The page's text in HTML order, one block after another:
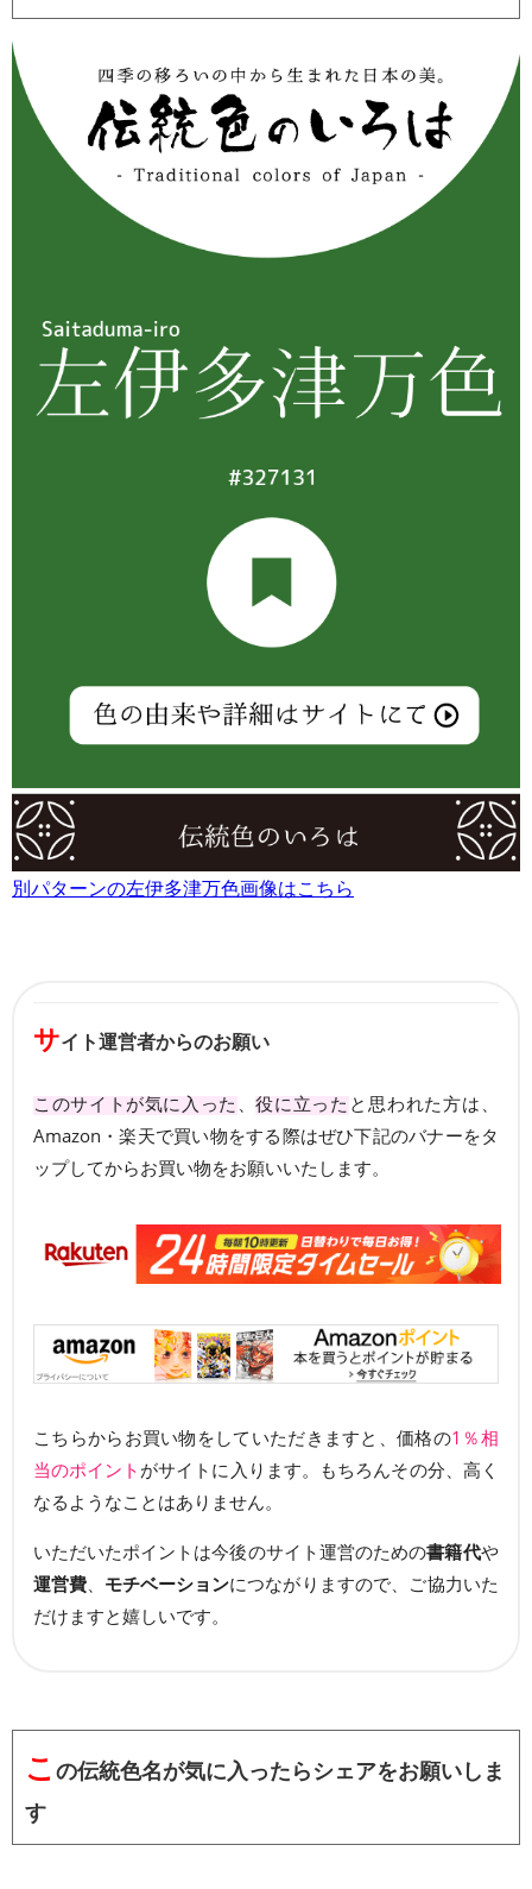
別パターンの左伊多津万色画像はこちら
サイト運営者からのお願い
このサイトが気に入った 役に立った と思われた方は、
Amazon・楽天で買い物をする際はぜひ下記のバナーをタ
ップしてからお買い物をお願いいたします。
こちらからお買い物をしていただきますと、価格の1％相
当のポイント がサイトに入ります。もちろんその分、高く
なるようなことはありません。
いただいたポイントは今後のサイト運営のための書籍代や
運営費、 モチベーションにつながりますので、ご協力いた
だけますと嬉しいです。
こ の伝統色名が気に入ったらシェアをお願いしま
す